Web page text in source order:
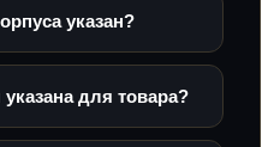
указан?
указана для товара?